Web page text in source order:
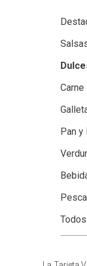
Carne
Pan y